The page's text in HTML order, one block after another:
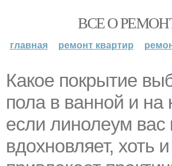
ВСЕ О
главная ремонт квартир
Какое покрытие
пола в ванной и на
если линолеум вас
вдохновляет, хоть и